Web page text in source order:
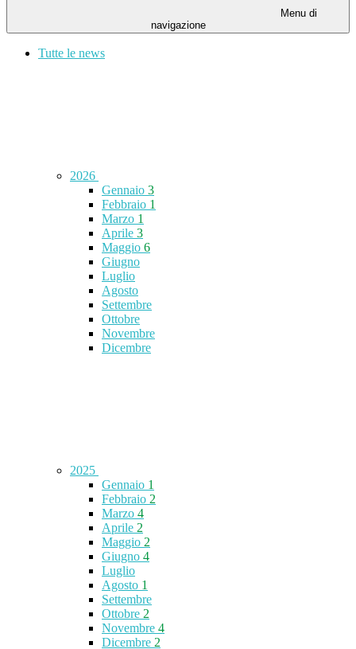
Menu di
navigazione
Tutte le news
2026
Gennaio 3
Febbraio 1
Marzo 1
Aprile 3
Maggio 6
Giugno
Luglio
Agosto
Settembre
Ottobre
Novembre
Dicembre
2025
Gennaio 1
Febbraio 2
Marzo 4
Aprile 2
Maggio 2
Giugno 4
Luglio
Agosto 1
Settembre
Ottobre 2
Novembre 4
Dicembre 2